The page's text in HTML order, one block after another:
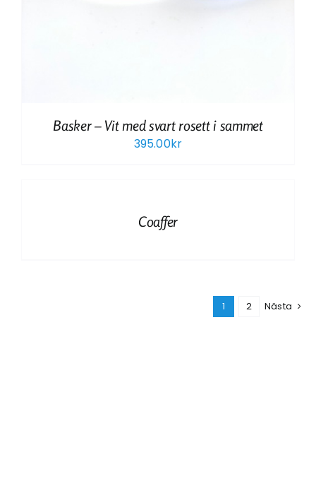
Basker – Vit med svart rosett i sammet
395.00kr
Coaffer
1 2 Nästa